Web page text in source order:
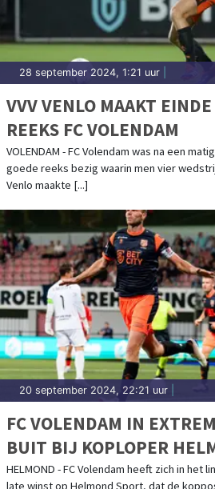
28 september 2024, 1:21 uur
VVV VENLO MAAKT
REEKS FC VOLENDAM
VOLENDAM - FC Volendam was na een
goede reeks bezig waarin men vier
Venlo maakte [...]
20 september 2024, 22:21 uur
FC VOLENDAM IN
BUIT BIJ KOPLOPER
HELMOND - FC Volendam heeft zich in het
late winst op Helmond Sport, dat de